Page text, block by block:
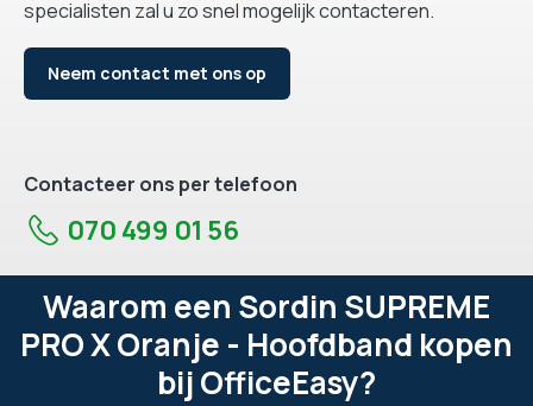
specialisten zal u zo snel mogelijk contacteren.
Neem contact met ons op
Contacteer ons per telefoon
070 499 01 56
Waarom een Sordin SUPREME
PRO X Oranje - Hoofdband kopen
bij OfficeEasy?